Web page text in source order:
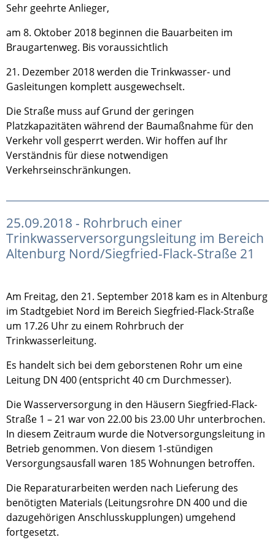
Sehr geehrte Anlieger,
am 8. Oktober 2018 beginnen die Bauarbeiten im
Braugartenweg. Bis voraussichtlich
21. Dezember 2018 werden die Trinkwasser- und
Gasleitungen komplett ausgewechselt.
Die Straße muss auf Grund der geringen
Platzkapazitäten während der Baumaßnahme für den
Verkehr voll gesperrt werden. Wir hoffen auf Ihr
Verständnis für diese notwendigen
Verkehrseinschränkungen.
25.09.2018 - Rohrbruch einer
Trinkwasserversorgungsleitung im Bereich
Altenburg Nord/Siegfried-Flack-Straße 21
Am Freitag, den 21. September 2018 kam es in Altenburg
im Stadtgebiet Nord im Bereich Siegfried-Flack-Straße
um 17.26 Uhr zu einem Rohrbruch der
Trinkwasserleitung.
Es handelt sich bei dem geborstenen Rohr um eine
Leitung DN 400 (entspricht 40 cm Durchmesser).
Die Wasserversorgung in den Häusern Siegfried-Flack-
Straße 1 – 21 war von 22.00 bis 23.00 Uhr unterbrochen.
In diesem Zeitraum wurde die Notversorgungsleitung in
Betrieb genommen. Von diesem 1-stündigen
Versorgungsausfall waren 185 Wohnungen betroffen.
Die Reparaturarbeiten werden nach Lieferung des
benötigten Materials (Leitungsrohre DN 400 und die
dazugehörigen Anschlusskupplungen) umgehend
fortgesetzt.